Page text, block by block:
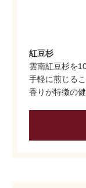
紅豆杉
雲南紅豆杉を
手軽に煎じる
香りが特徴の健